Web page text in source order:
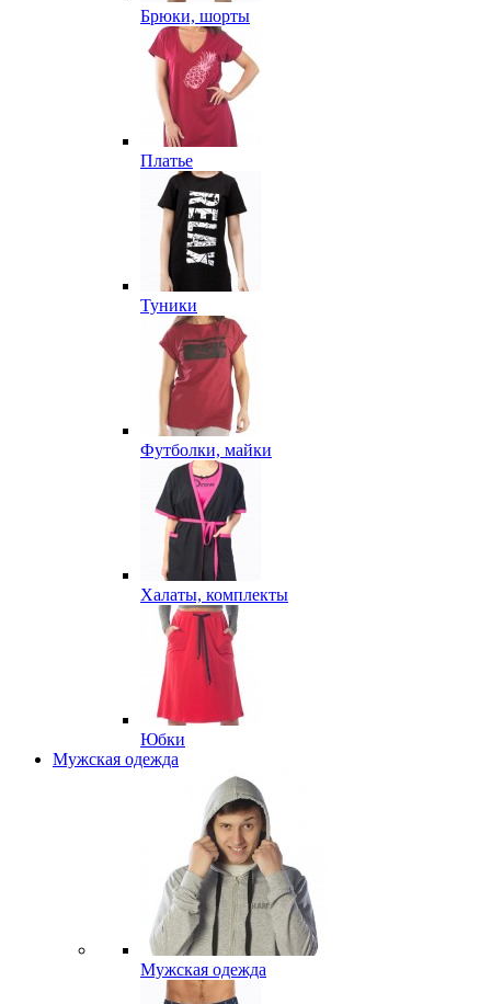
Брюки, шорты
Платье
Туники
Футболки, майки
Халаты, комплекты
Юбки
Мужская одежда
Мужская одежда